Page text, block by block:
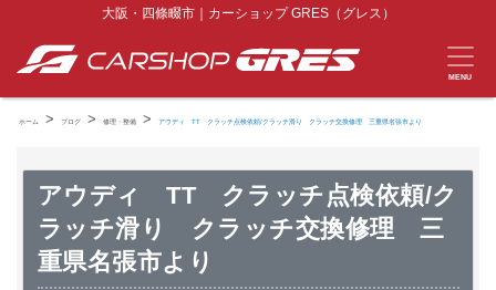
大阪・四條畷市｜カーショップ GRES（グレス）
MENU
ホーム > ブログ > 修理・整備 > アウディ TT クラッチ点検依頼/クラッチ滑り クラッチ交換修理 三重県名張市より
アウディ TT クラッチ点検依頼/ク
ラッチ滑り クラッチ交換修理 三
重県名張市より